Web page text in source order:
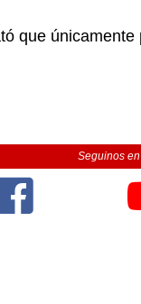
que
Seguinos